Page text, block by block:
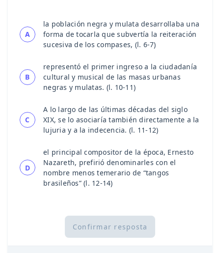
A
la población negra y mulata desarrollaba una
forma de tocarla que subvertía la reiteración
sucesiva de los compases, (l. 6-7)
B
representó el primer ingreso a la ciudadanía
cultural y musical de las masas urbanas
negras y mulatas. (l. 10-11)
C
A lo largo de las últimas décadas del siglo
XIX, se lo asociaría también directamente a la
lujuria y a la indecencia. (l. 11-12)
D
el principal compositor de la época, Ernesto
Nazareth, prefirió denominarles con el
nombre menos temerario de “tangos
brasileños” (l. 12-14)
Confirmar resposta